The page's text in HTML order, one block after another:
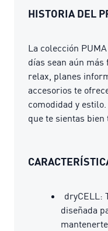
HISTORIA DEL
La colección
días sean aún más
relax, planes
accesorios te
comodidad y
que te sientas bien
dryCELL:
diseñada